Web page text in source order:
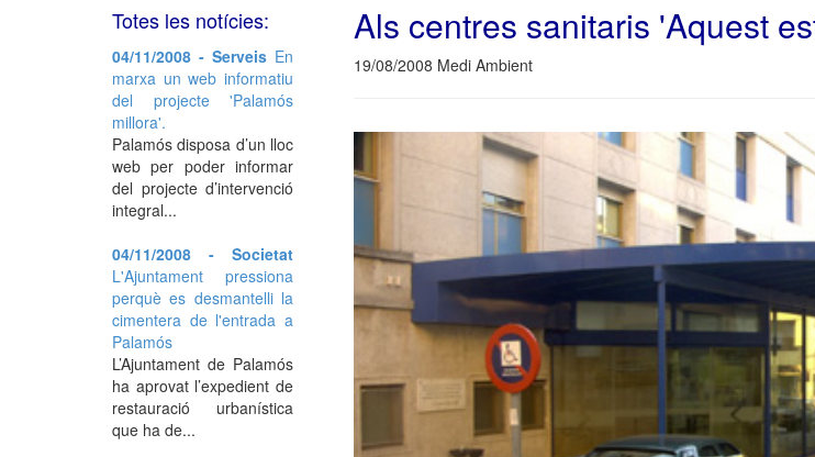
Als centres sanitaris 'Aquest
19/08/2008 Medi Ambient
Totes les notícies:
04/11/2008 - Serveis En
marxa un web informatiu
del projecte 'Palamós
millora'.
Palamós disposa d’un lloc
web per poder informar
del projecte d’intervenció
integral...
04/11/2008 - Societat
L'Ajuntament pressiona
perquè es desmantelli la
cimentera de l'entrada a
Palamós
L’Ajuntament de Palamós
ha aprovat l’expedient de
restauració urbanística
que ha de...